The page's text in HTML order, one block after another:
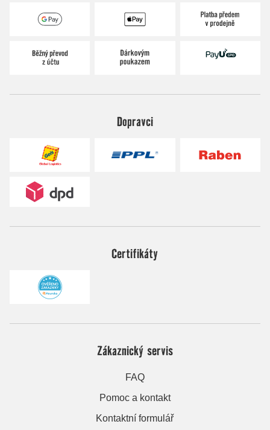
Dopravci
Certifikáty
Zákaznický servis
FAQ
Pomoc a kontakt
Kontaktní formulář